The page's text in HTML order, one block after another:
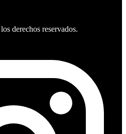
derechos reservados.